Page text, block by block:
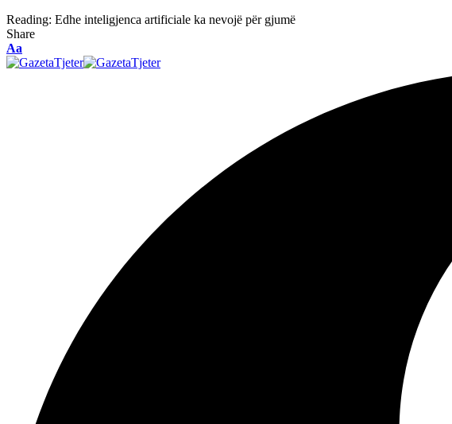
Reading: Edhe inteligjenca artificiale ka nevojë për gjumë
Share
Aa